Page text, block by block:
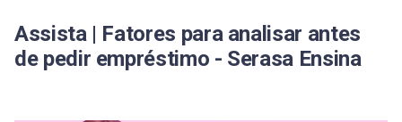
Assista | Fatores para analisar antes
de pedir empréstimo - Serasa Ensina